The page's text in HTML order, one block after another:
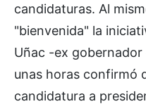
candidaturas. Al
"bienvenida" la
Uñac -ex
unas horas confirmó
candidatura a